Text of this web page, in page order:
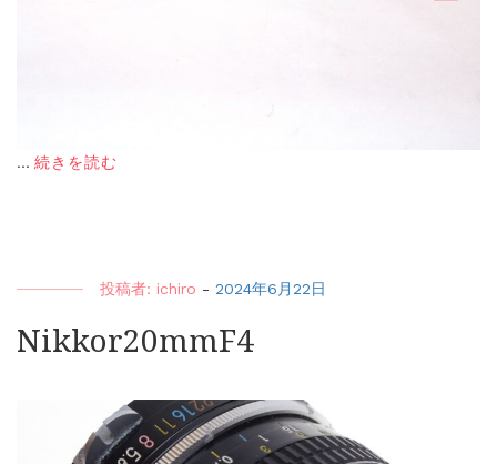
... 続きを読む
投稿者: ichiro - 2024年6月22日
Nikkor20mmF4